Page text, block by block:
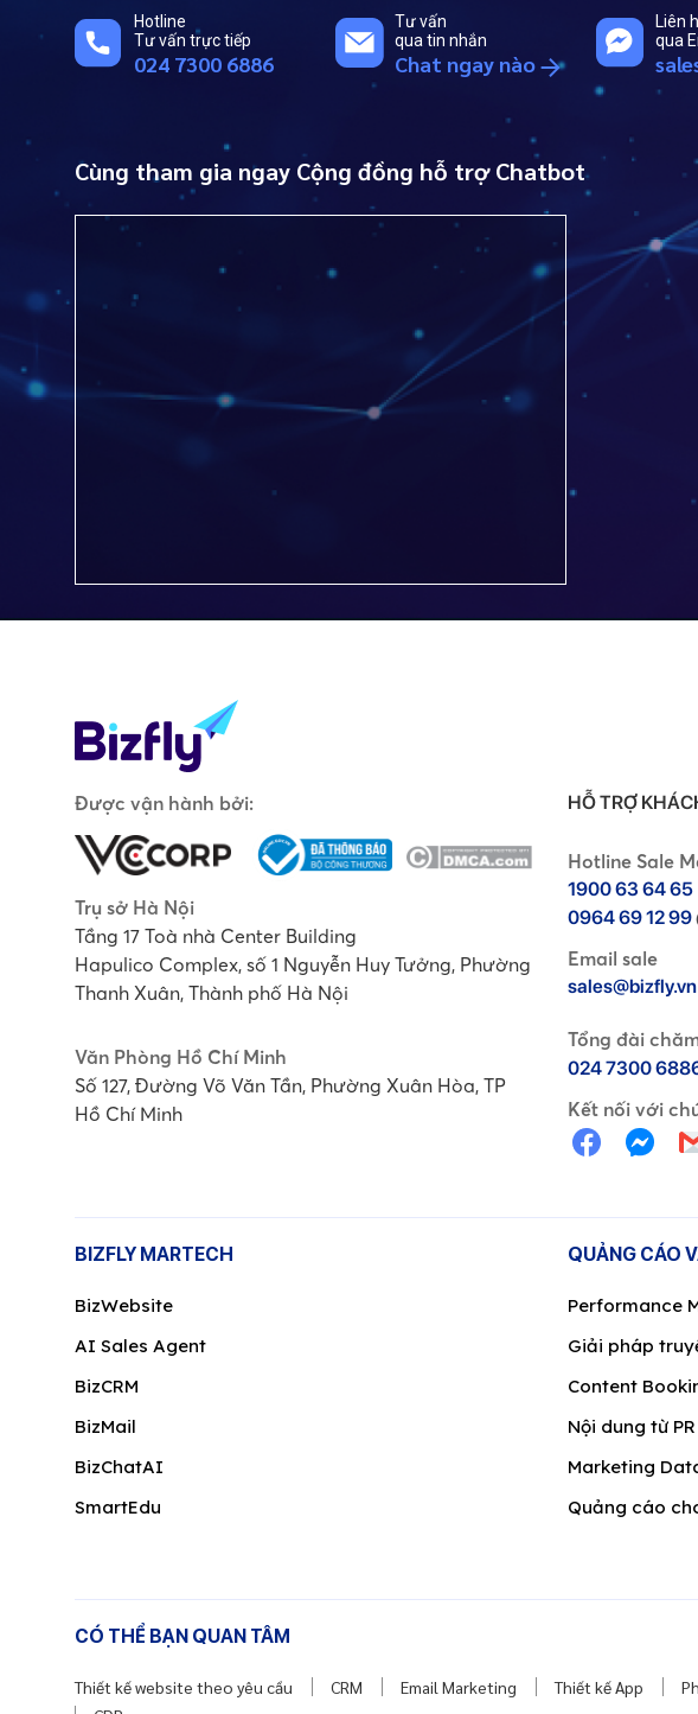
Hotline
Tư vấn trực tiếp
024 7300 6886
Tư vấn
qua tin nhắn
Chat ngay nào
Liên
qua
Cùng tham gia ngay Cộng đồng hỗ trợ Chatbot
Được vận hành bởi:
Trụ sở Hà Nội
Tầng 17 Toà nhà Center Building
Hapulico Complex, số 1 Nguyễn Huy Tưởng, Phường
Thanh Xuân, Thành phố Hà Nội
Văn Phòng Hồ Chí Minh
Số 127, Đường Võ Văn Tần, Phường Xuân Hòa, TP
Hồ Chí Minh
HỖ TRỢ
Hotline Sale
1900 63 64 65
0964 69 12 99
Email sale
sales@bizfly.vn
Tổng đài
024 7300
Kết nối với
BIZFLY MARTECH
BizWebsite
AI Sales Agent
BizCRM
BizMail
BizChatAI
SmartEdu
QUẢNG CÁO
Performance
Giải pháp
Content
Nội dung từ
Marketing
Quảng cáo
CÓ THỂ BẠN QUAN TÂM
Thiết kế website theo yêu cầu CRM Email Marketing Thiết kế App